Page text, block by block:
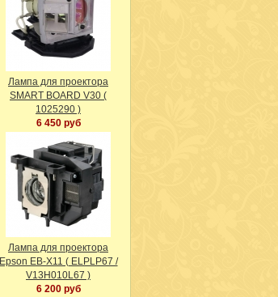
Лампа для проектора
SMART BOARD V30 (
1025290 )
6 450 руб
Лампа для проектора
Epson EB-X11 ( ELPLP67 /
V13H010L67 )
6 200 руб